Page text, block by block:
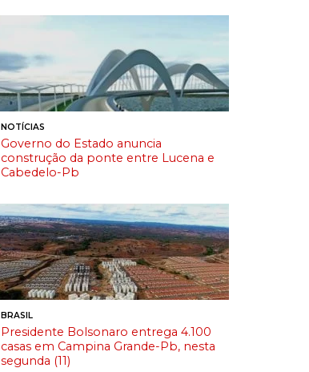
NOTÍCIAS
Governo do Estado anuncia
construção da ponte entre Lucena e
Cabedelo-Pb
BRASIL
Presidente Bolsonaro entrega 4.100
casas em Campina Grande-Pb, nesta
segunda (11)